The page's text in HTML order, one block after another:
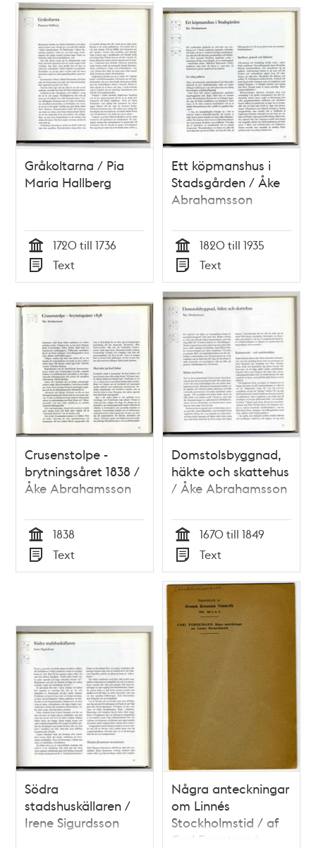
Gråkoltarna / Pia
Maria Hallberg
Tid
1720 till 1736
Typ
Text
Ett köpmanshus i
Stadsgården / Åke
Abrahamsson
Tid
1820 till 1935
Typ
Text
Crusenstolpe -
brytningsåret 1838 /
Åke Abrahamsson
Tid
1838
Typ
Text
Domstolsbyggnad,
häkte och skattehus
/ Åke Abrahamsson
Tid
1670 till 1849
Typ
Text
Södra
stadshuskällaren /
Irene Sigurdsson
Några anteckningar
om Linnés
Stockholmstid / af
Carl Forsstrand